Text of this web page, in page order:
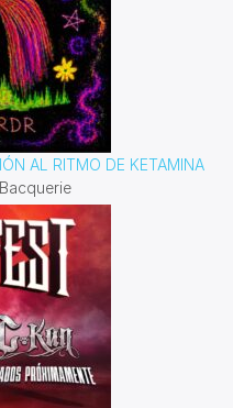
AL RITMO DE KETAMINA